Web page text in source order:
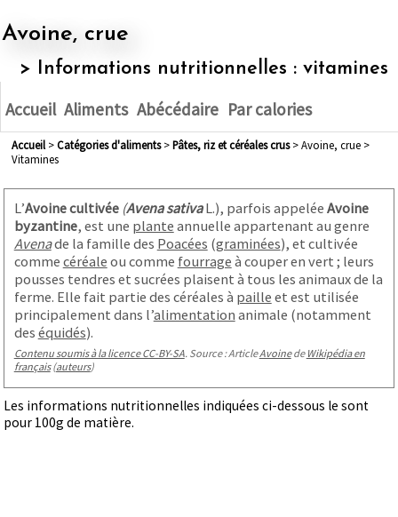
Avoine, crue
> Informations nutritionnelles : vitamines
Accueil Aliments Abécédaire Par calories
Accueil> Catégories d'aliments> pâtes, riz et céréales crus> Avoine, crue >
Vitamines
L’Avoine cultivée (Avena sativaL.), parfois appelée Avoine
byzantine, est une plante annuelle appartenant au genre
Avenade la famille des Poacées (graminées), et cultivée
comme céréale ou comme fourrage à couper en vert ; leurs
pousses tendres et sucrées plaisent à tous les animaux de la
ferme. Elle fait partie des céréales à paille et est utilisée
principalement dans l’alimentation animale (notamment
des équidés).
Contenu soumis à la licence CC-BY-SA. Source : ArticleAvoinede Wikipédia en
français(auteurs)
Les informations nutritionnelles indiquées ci-dessous le sont
pour 100g de matière.